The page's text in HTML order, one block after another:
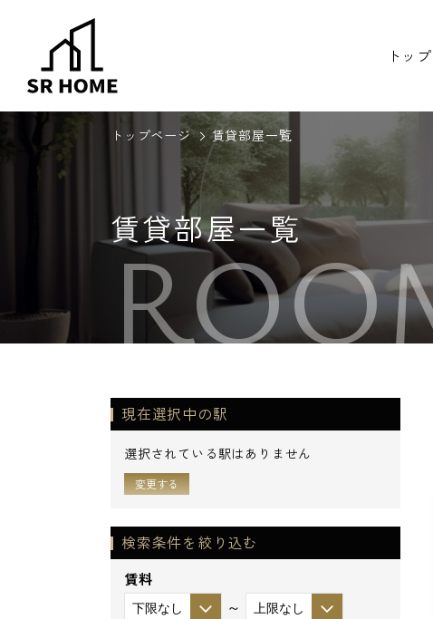
トッ
トップページ 賃貸部屋一覧
賃貸部屋一覧
現在選択中の駅
選択されている駅はありません
変更する
検索条件を絞り込む
賃料
～